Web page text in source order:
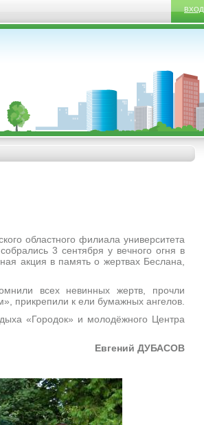
ВХОД
областного филиала университета
3 сентября у вечного огня в
акция в память о жертвах Беслана,
всех невинных жертв, прочли
прикрепили к ели бумажных ангелов.
«Городок» и молодёжного Центра
Евгений ДУБАСОВ